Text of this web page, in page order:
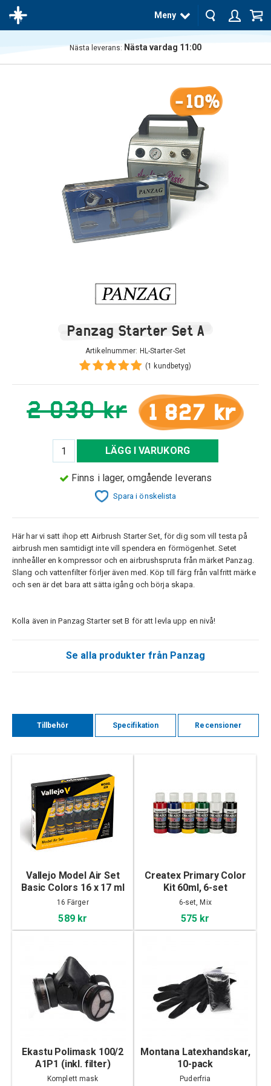
Meny
Nästa leverans: Nästa vardag 11:00
-10%
Panzag Starter Set A
Artikelnummer: HL-Starter-Set
(1 kundbetyg)
2 030 kr 1 827 kr
LÄGG I VARUKORG
Finns i lager, omgående leverans
Spara i önskelista
Här har vi satt ihop ett Airbrush Starter Set, för dig som vill testa på
airbrush men samtidigt inte vill spendera en förmögenhet. Setet
innheåller en kompressor och en airbrushspruta från märket Panzag.
Slang och vattenfilter förljer även med. Köp till färg från valfritt märke
och sen är det bara att sätta igång och börja skapa.
Kolla även in Panzag Starter set B för att levla upp en nivå!
Se alla produkter från Panzag
Tillbehör Specifikation Recensioner
Vallejo Model Air Set
Basic Colors 16 x 17 ml
16 Färger
589 kr
Createx Primary Color
Kit 60ml, 6-set
6-set, Mix
575 kr
Ekastu Polimask 100/2
A1P1 (inkl. filter)
Komplett mask
Montana Latexhandskar,
10-pack
Puderfria